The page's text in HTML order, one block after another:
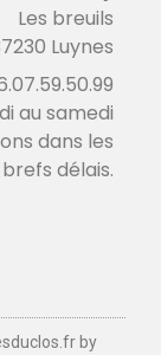
Les breuils
Luynes
au samedi
dans les
délais.
by